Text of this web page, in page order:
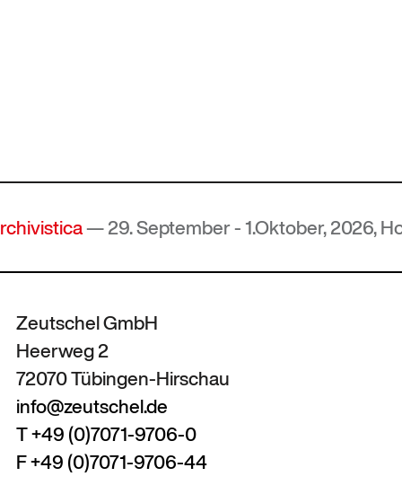
— 29. September - 1.Oktober, 2026, Hof,
Zeutschel GmbH
Heerweg 2
72070 Tübingen-Hirschau
info@zeutschel.de
T +49 (0)7071-9706-0
F +49 (0)7071-9706-44